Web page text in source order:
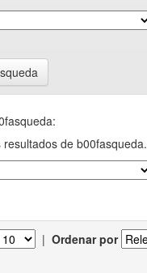
de b00fasqueda.
| Ordenar por